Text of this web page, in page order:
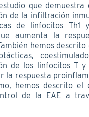
que demuestra
de la infiltración
de linfocitos Th1
aumenta la
hemos descrito
de los linfocitos T y
la respuesta
hemos descrito el
de la EAE a